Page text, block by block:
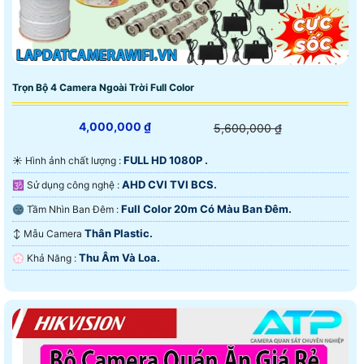
Trọn Bộ 4 Camera Ngoài Trời Full Color
4,000,000 ₫ 5,600,000 ₫
☀️ Hình ảnh chất lượng : FULL HD 1080P .
🕉️ Sử dụng công nghệ : AHD CVI TVI BCS.
🌚 Tầm Nhìn Ban Đêm : Full Color 20m Có Màu Ban Ðêm.
↕️ Mẫu Camera Thân Plastic.
️💮 Khả Năng : Thu Âm Và Loa.